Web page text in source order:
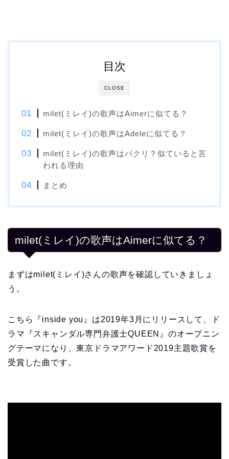
CLOSE
目次
milet(ミレイ)の歌声はAimerに似てる？
milet(ミレイ)の歌声はAdeleに似てる？
milet(ミレイ)の歌声はパクリ？似ていると言
われる理由
まとめ
milet(ミレイ)の歌声はAimerに似てる？
まずはmilet(ミレイ)さんの歌声を確認していきましょ
う。
こちら『inside you』は2019年3月にリリースして、ド
ラマ『スキャンダル専門弁護士QUEEN』のオープニン
グテーマになり、東京ドラマアワード2019主題歌賞を
受賞した曲です。